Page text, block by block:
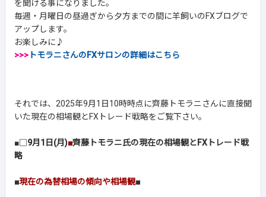
を聞ける事になりました。
毎週・月曜日の昼過ぎから夕方までの間に羊飼いのFXブログで
アップします。
お楽しみに♪
>>> トモラニさんのFXサロンの詳細はこちら
それでは、2025年9月1日10時時点に齊藤トモラニさんに直接聞
いた現在の相場観とFXトレード戦略をご覧下さい。
■□9月1日(月)■齊藤トモラニ氏の現在の相場観とFXトレード戦
略
■現在の為替相場の傾向や相場観■